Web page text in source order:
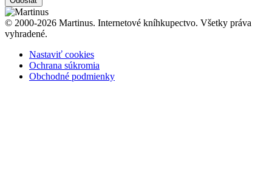
© 2000-2026 Martinus. Internetové kníhkupectvo. Všetky práva
vyhradené.
Nastaviť cookies
Ochrana súkromia
Obchodné podmienky